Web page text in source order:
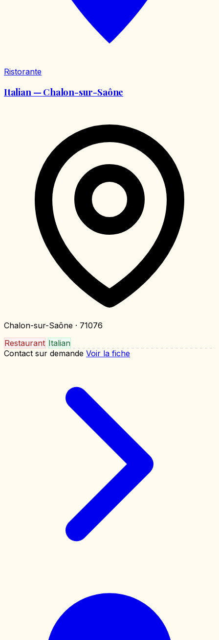
Ristorante
Italian — Chalon-sur-Saône
Chalon-sur-Saône · 71076
Restaurant Italian
Contact sur demande Voir la fiche